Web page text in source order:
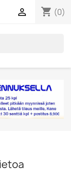
shopping_cart (0)
